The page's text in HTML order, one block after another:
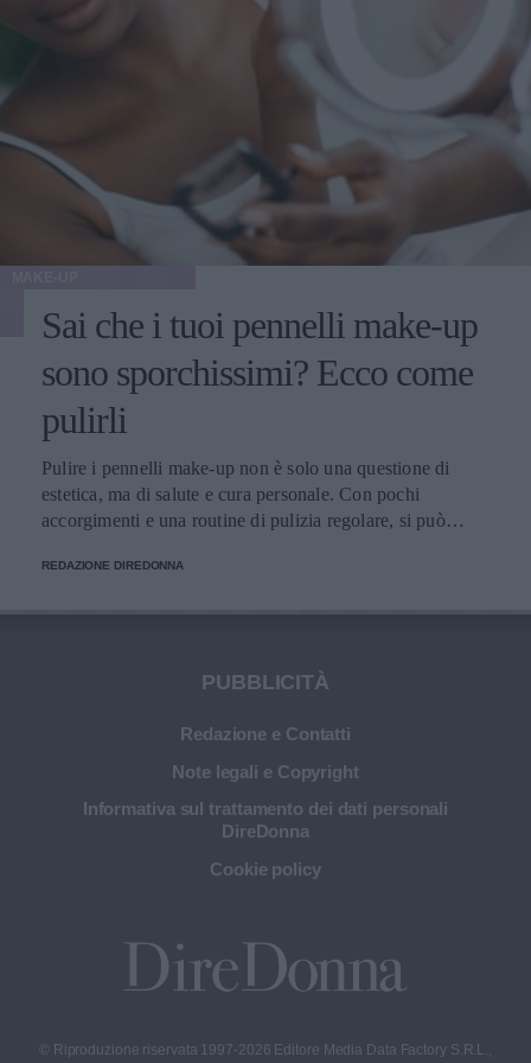
Sai che i tuoi pennelli make-up
sono sporchissimi? Ecco come
pulirli
Pulire i pennelli make-up non è solo una questione di
estetica, ma di salute e cura personale. Con pochi
accorgimenti e una routine di pulizia regolare, si può
più sana e prolungare la vita dei preziosi strumenti di
REDAZIONE DIREDONNA
PUBBLICITÀ
Redazione e Contatti
Note legali e Copyright
Informativa sul trattamento dei dati personali
DireDonna
Cookie policy
© Riproduzione riservata 1997-2026 Editore Media Data Factory S.R.L.,